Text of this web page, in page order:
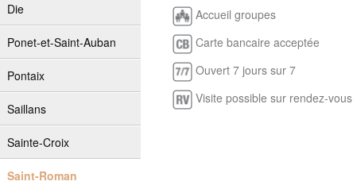
Die
Ponet-et-Saint-Auban
Pontaix
Saillans
Sainte-Croix
Saint-Roman
Accueil groupes
Carte bancaire acceptée
Ouvert 7 jours sur 7
Visite possible sur rendez-vous